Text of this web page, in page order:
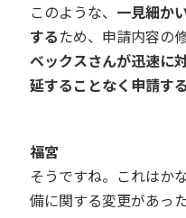
このような、 一見細か
するため、申請内容の
ベックスさんが迅速に
延することなく申請す
福宮
そうですね。これはか
備に関する変更があっ